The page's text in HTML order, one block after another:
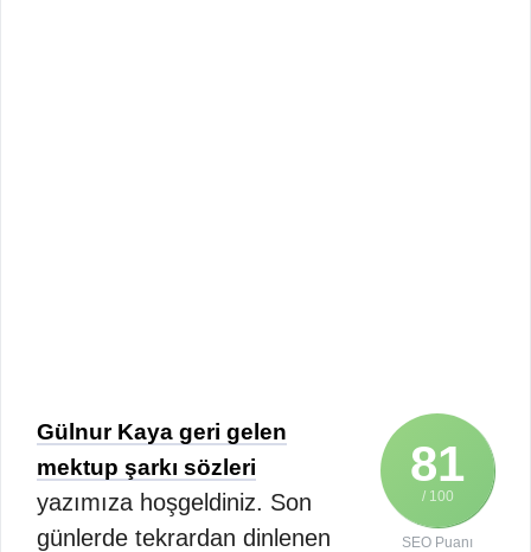
81
/ 100
SEO Puanı
Gülnur Kaya geri gelen
mektup şarkı sözleri
yazımıza hoşgeldiniz. Son
günlerde tekrardan dinlenen